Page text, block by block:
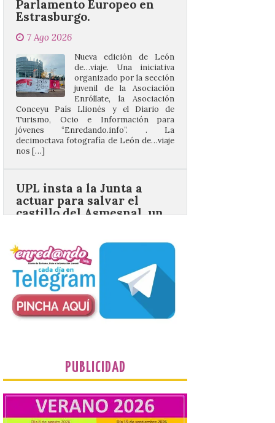
Nueva edición de León
de…viaje. Una iniciativa
Enróllate, la Asociación
Conceyu País Llionés y el Diario de
Turismo, Ocio e Información para
jóvenes “Enredando.info”. . La
decimoctava fotografía de León de…viaje
nos […]
UPL insta a la Junta a
actuar para salvar el
BIC en estado de ruina
7 Ago 2026
desde 1949. Los
procuradores leonesistas
plantean que la Junta
contacte cuanto antes con los
propietarios para exigirles medidas
inmediatas que frenen el deterioro y el
riesgo de colapso. Los procuradores de
Unión del Pueblo […]
distribuye folletos con la
programación del evento
del eclipse solar que
organiza con la ESA y el
Ayuntamiento
PUBLICIDAD